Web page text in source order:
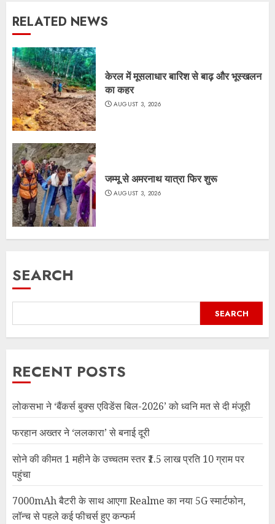
RELATED NEWS
केरल में मूसलाधार बारिश से बाढ़ और भूस्खलन
का कहर
AUGUST 3, 2026
जम्मू से अमरनाथ यात्रा फिर शुरू
AUGUST 3, 2026
SEARCH
SEARCH
RECENT POSTS
लोकसभा ने ‘बैंकर्स बुक्स एविडेंस बिल-2026’ को ध्वनि मत से दी मंजूरी
फरहान अख्तर ने ‘ललकारा’ से बनाई दूरी
सोने की कीमत 1 महीने के उच्चतम स्तर ₹1.5 लाख प्रति 10 ग्राम पर
पहुंचा
7000mAh बैटरी के साथ आएगा Realme का नया 5G स्मार्टफोन,
लॉन्च से पहले कई फीचर्स हुए कन्फर्म